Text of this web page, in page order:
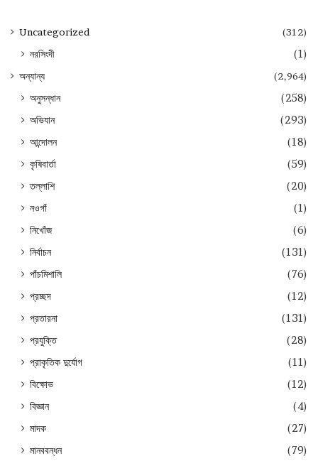
Uncategorized (312)
নরসিংদী (1)
অন্যান্য (2,964)
অনুসন্ধান
(258)
অভিযান
(293)
আন্দোলন
(18)
কৃষিবার্তা
(59)
তল্লাশি
(20)
নওগাঁ
(1)
নিখোঁজ
(6)
নির্বাচন
(131)
পাঁচমিশালি
(76)
প্রচ্ছদ
(12)
প্রতারনা
(131)
প্রযুক্তি
(28)
প্রাকৃতিক দুর্যোগ
(11)
বিক্ষোভ
(12)
বিজ্ঞান
(4)
মাদক
(27)
মানববন্ধন
(79)